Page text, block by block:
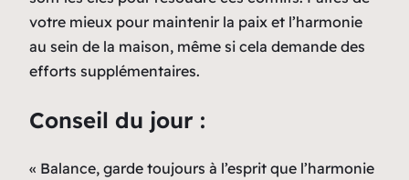
votre mieux pour maintenir la paix et l’harmonie
au sein de la maison, même si cela demande des
efforts supplémentaires.
Conseil du jour :
« Balance, garde toujours à l’esprit que l’harmonie